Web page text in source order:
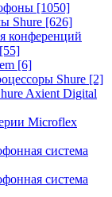
[1050]
Shure [626]
конференций
[55]
[6]
Shure [2]
Axient Digital
Microflex
система
система